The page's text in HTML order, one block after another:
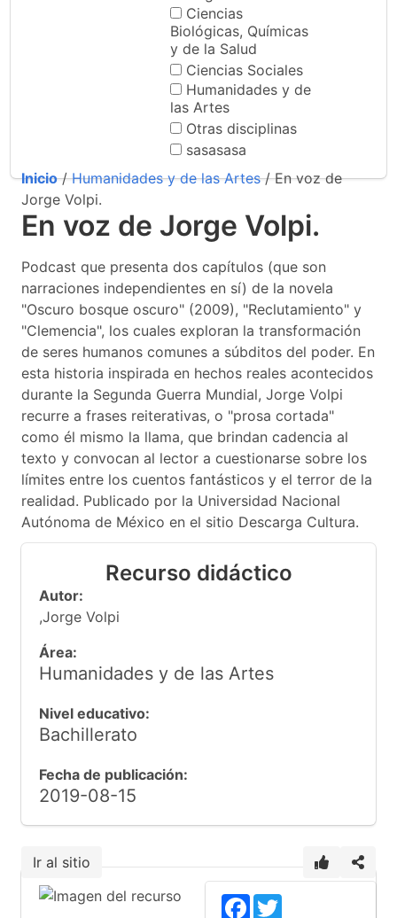
Ciencias
Biológicas, Químicas
y de la Salud
Ciencias Sociales
Humanidades y de
las Artes
Otras disciplinas
sasasasa
Inicio/Humanidades y de las Artes/ En voz de
Jorge Volpi.
En voz de Jorge Volpi.
Podcast que presenta dos capítulos (que son
narraciones independientes en sí) de la novela
"Oscuro bosque oscuro" (2009), "Reclutamiento" y
"Clemencia", los cuales exploran la transformación
de seres humanos comunes a súbditos del poder. En
esta historia inspirada en hechos reales acontecidos
durante la Segunda Guerra Mundial, Jorge Volpi
recurre a frases reiterativas, o "prosa cortada"
como él mismo la llama, que brindan cadencia al
texto y convocan al lector a cuestionarse sobre los
límites entre los cuentos fantásticos y el terror de la
realidad. Publicado por la Universidad Nacional
Autónoma de México en el sitio Descarga Cultura.
Recurso didáctico
Autor:
,Jorge Volpi
Área:
Humanidades y de las Artes
Nivel educativo:
Bachillerato
Fecha de publicación:
2019-08-15
Ir al sitio
Facebook